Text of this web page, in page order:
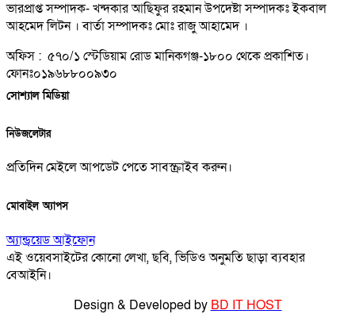
ভারপ্রাপ্ত সম্পাদক- খন্দকার আছিফুর রহমান উপদেষ্টা সম্পাদকঃ ইকবাল
আহমেদ লিটন । বার্তা সম্পাদকঃ মোঃ রাজু আহামেদ ।
অফিস : ৫৭০/১ স্টেডিয়াম রোড মানিকগঞ্জ-১৮০০ থেকে প্রকাশিত।
ফোনঃ০১৯৬৮৮০০৯৩০
সোশ্যাল মিডিয়া
নিউজলেটার
প্রতিদিন মেইলে আপডেট পেতে সাবস্ক্রাইব করুন।
মোবাইল অ্যাপস
অ্যান্ড্রয়েডআইফোন
এই ওয়েবসাইটের কোনো লেখা, ছবি, ভিডিও অনুমতি ছাড়া ব্যবহার
বেআইনি।
Design & Developed by BD IT HOST